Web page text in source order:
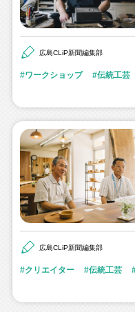
広島CLiP新聞編集部
ワークショップ 伝統工芸
広島CLiP新聞編集部
クリエイター 伝統工芸